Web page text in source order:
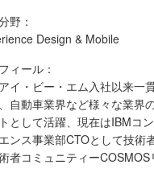
野：
Design & Mobile
ィール：
イ・ビー・エム入社以来一
自動車業界など様々な業界
として活躍、現在はIBMコ
ンス事業部CTOとして技術
者コミュニティーCOSMOS